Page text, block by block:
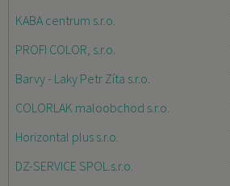
KABA centrum s.r.o.
PROFI COLOR, s.r.o.
Barvy - Laky Petr Zíta s.r.o.
COLORLAK maloobchod s.r.o.
Horizontal plus s.r.o.
DZ-SERVICE SPOL.s.r.o.